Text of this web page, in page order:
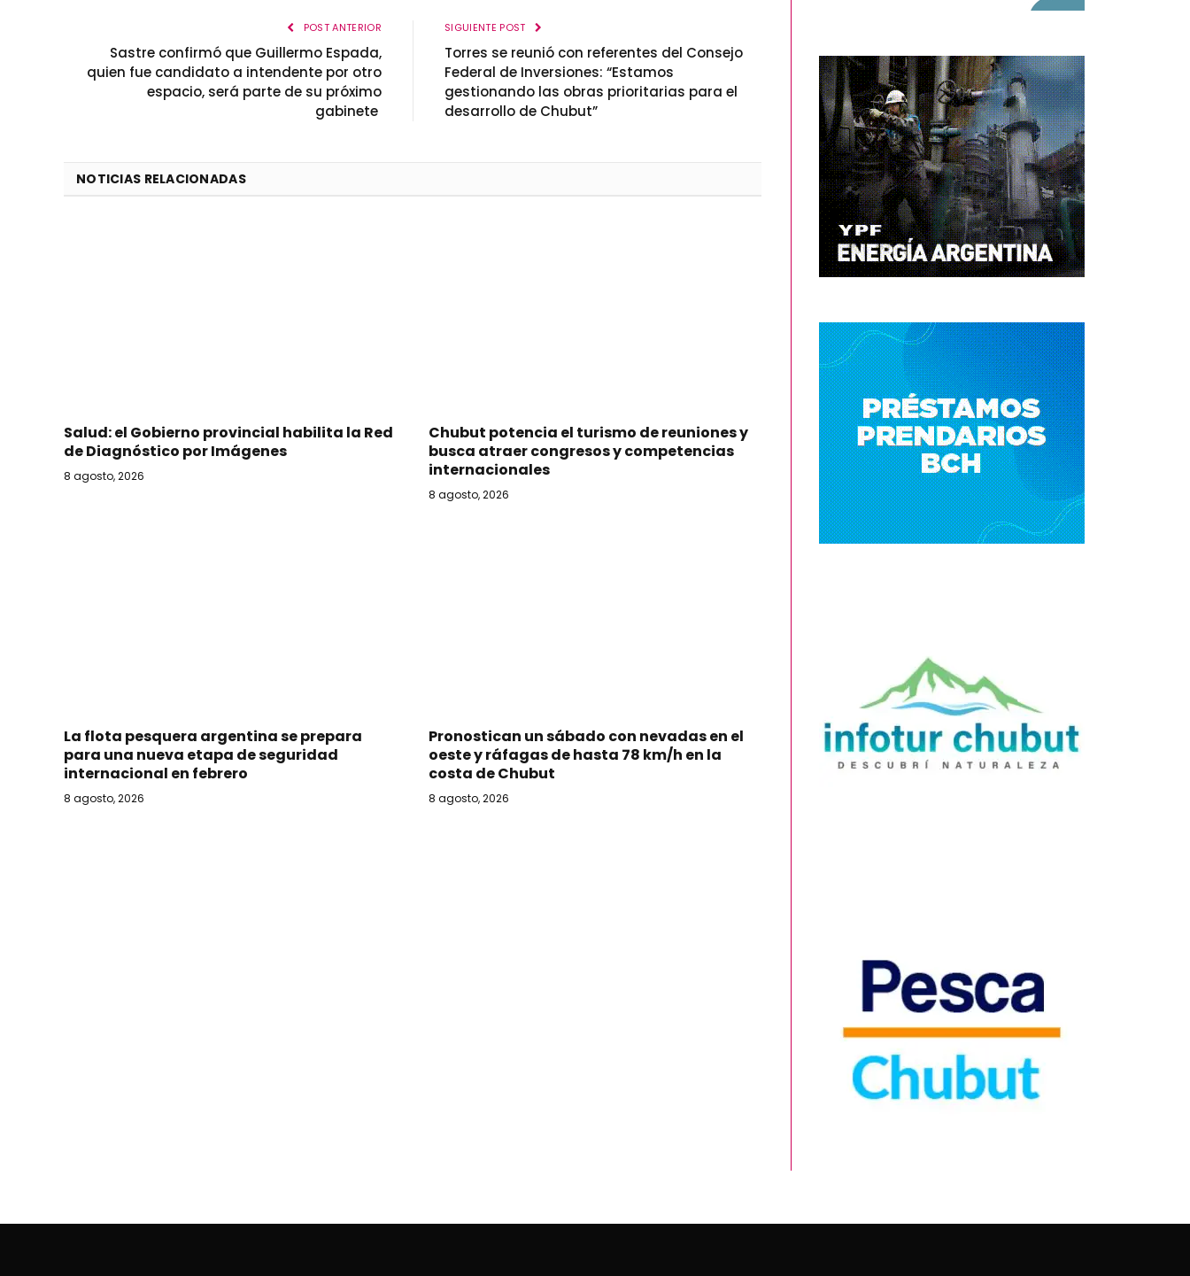
POST ANTERIOR
Sastre confirmó que Guillermo Espada,
quien fue candidato a intendente por otro
espacio, será parte de su próximo
gabinete
SIGUIENTE POST
Torres se reunió con referentes del Consejo
Federal de Inversiones: “Estamos
gestionando las obras prioritarias para el
desarrollo de Chubut”
NOTICIAS RELACIONADAS
Salud: el Gobierno provincial habilita la Red
de Diagnóstico por Imágenes
8 agosto, 2026
Chubut potencia el turismo de reuniones y
busca atraer congresos y competencias
internacionales
8 agosto, 2026
La flota pesquera argentina se prepara
para una nueva etapa de seguridad
internacional en febrero
8 agosto, 2026
Pronostican un sábado con nevadas en el
oeste y ráfagas de hasta 78 km/h en la
costa de Chubut
8 agosto, 2026